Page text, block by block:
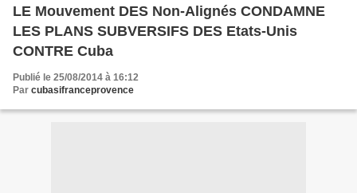
LE Mouvement DES Non-Alignés CONDAMNE
LES PLANS SUBVERSIFS DES Etats-Unis
CONTRE Cuba
Publié le 25/08/2014 à 16:12
Par cubasifranceprovence